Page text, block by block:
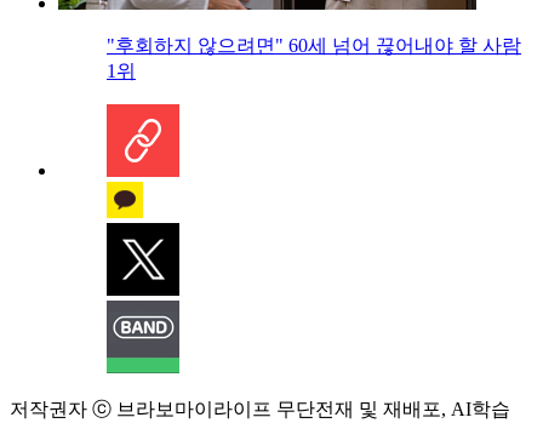
"후회하지 않으려면" 60세 넘어 끊어내야 할 사람
1위
저작권자 ⓒ 브라보마이라이프 무단전재 및 재배포, AI학습